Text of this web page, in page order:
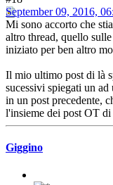
September 09, 2016,
Mi sono accorto che
altro thread, quello
iniziato per ben altro
Il mio ultimo post di là
sucessivi spiegati un ad
in un post precedente,
l'insieme dei post OT di
Giggino